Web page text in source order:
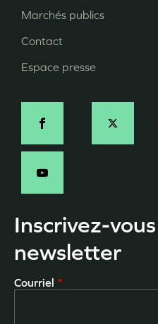
page
Marchés publics
Contact
Espace presse
Social
Inscrivez-
newsletter
Courriel